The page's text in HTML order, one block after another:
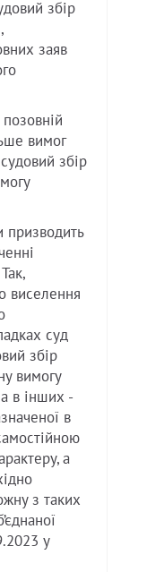
збір
заяв
вимог
збір
призводить
виселення
суд
збір
вимогу
в інших -
в
а
з таких
у